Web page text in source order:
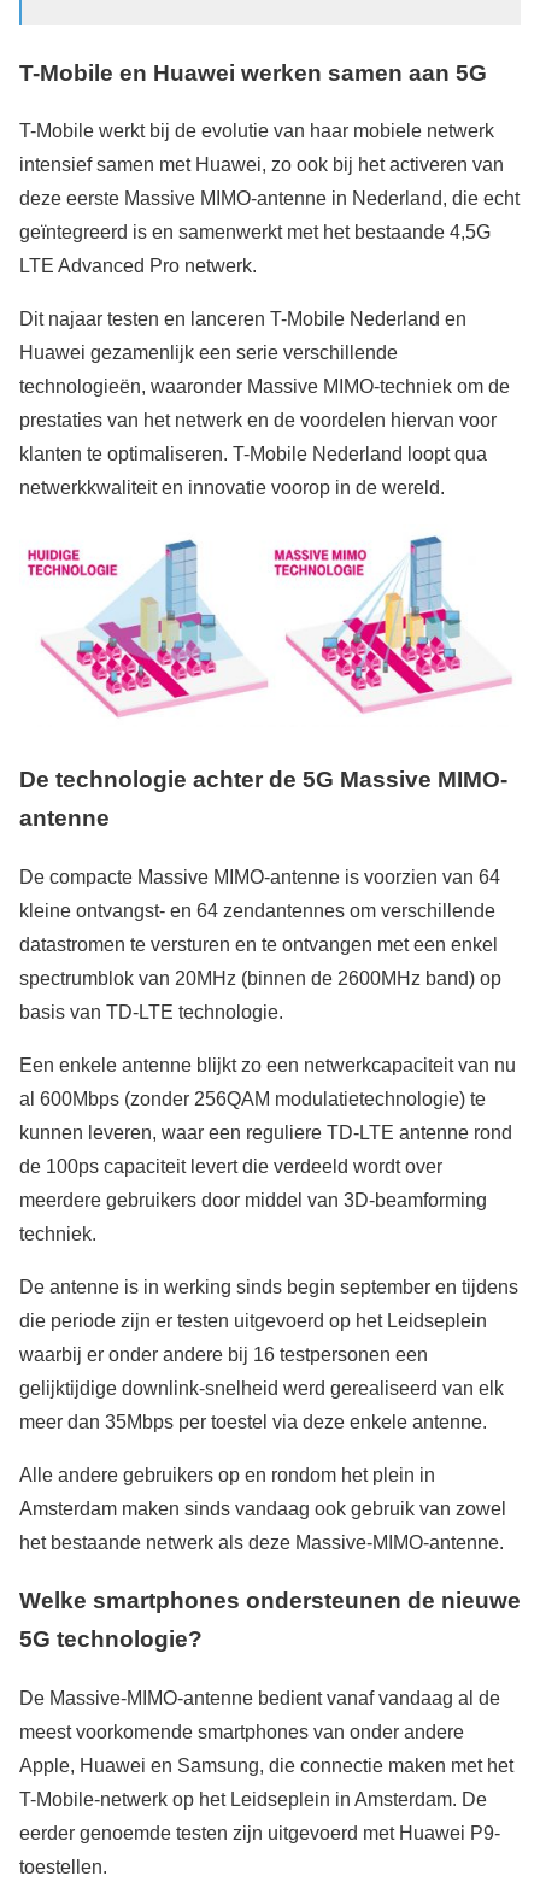
T-Mobile en Huawei werken samen aan 5G
T-Mobile werkt bij de evolutie van haar mobiele netwerk
intensief samen met Huawei, zo ook bij het activeren van
deze eerste Massive MIMO-antenne in Nederland, die echt
geïntegreerd is en samenwerkt met het bestaande 4,5G
LTE Advanced Pro netwerk.
Dit najaar testen en lanceren T-Mobile Nederland en
Huawei gezamenlijk een serie verschillende
technologieën, waaronder Massive MIMO-techniek om de
prestaties van het netwerk en de voordelen hiervan voor
klanten te optimaliseren. T-Mobile Nederland loopt qua
netwerkkwaliteit en innovatie voorop in de wereld.
De technologie achter de 5G Massive MIMO-
antenne
De compacte Massive MIMO-antenne is voorzien van 64
kleine ontvangst- en 64 zendantennes om verschillende
datastromen te versturen en te ontvangen met een enkel
spectrumblok van 20MHz (binnen de 2600MHz band) op
basis van TD-LTE technologie.
Een enkele antenne blijkt zo een netwerkcapaciteit van nu
al 600Mbps (zonder 256QAM modulatietechnologie) te
kunnen leveren, waar een reguliere TD-LTE antenne rond
de 100ps capaciteit levert die verdeeld wordt over
meerdere gebruikers door middel van 3D-beamforming
techniek.
De antenne is in werking sinds begin september en tijdens
die periode zijn er testen uitgevoerd op het Leidseplein
waarbij er onder andere bij 16 testpersonen een
gelijktijdige downlink-snelheid werd gerealiseerd van elk
meer dan 35Mbps per toestel via deze enkele antenne.
Alle andere gebruikers op en rondom het plein in
Amsterdam maken sinds vandaag ook gebruik van zowel
het bestaande netwerk als deze Massive-MIMO-antenne.
Welke smartphones ondersteunen de nieuwe
5G technologie?
De Massive-MIMO-antenne bedient vanaf vandaag al de
meest voorkomende smartphones van onder andere
Apple, Huawei en Samsung, die connectie maken met het
T-Mobile-netwerk op het Leidseplein in Amsterdam. De
eerder genoemde testen zijn uitgevoerd met Huawei P9-
toestellen.